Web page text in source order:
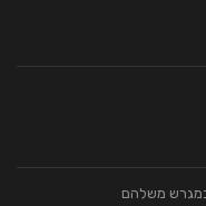
במגרש משלהם